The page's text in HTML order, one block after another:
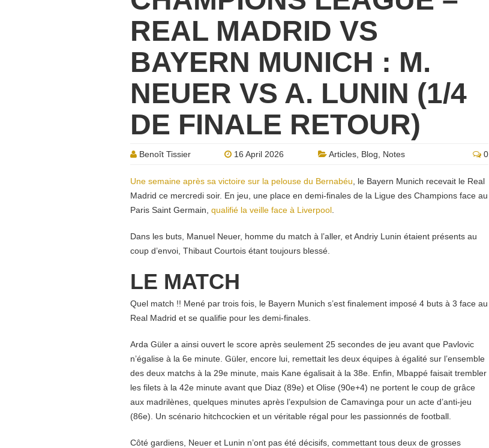
REAL MADRID VS
BAYERN MUNICH : M.
NEUER VS A. LUNIN (1/4
DE FINALE RETOUR)
Benoît Tissier 16 April 2026 Articles Blog Notes 0
Une semaine après sa victoire sur la pelouse du Bernabéu , le Bayern Munich recevait le Real
Madrid ce mercredi soir. En jeu, une place en demi-finales de la Ligue des Champions face au
Paris Saint Germain, qualifié la veille face à Liverpool
Dans les buts, Manuel Neuer, homme du match à l’aller, et Andriy Lunin étaient présents au
coup d’envoi, Thibaut Courtois étant toujours blessé.
LE MATCH
Quel match !! Mené par trois fois, le Bayern Munich s’est finalement imposé 4 buts à 3 face au
Real Madrid et se qualifie pour les demi-finales.
Arda Güler a ainsi ouvert le score après seulement 25 secondes de jeu avant que Pavlovic
n’égalise à la 6e minute. Güler, encore lui, remettait les deux équipes à égalité sur l’ensemble
des deux matchs à la 29e minute, mais Kane égalisait à la 38e. Enfin, Mbappé faisait trembler
les filets à la 42e minute avant que Diaz (89e) et Olise (90e+4) ne portent le coup de grâce
aux madrilènes, quelques minutes après l’expulsion de Camavinga pour un acte d’anti-jeu
(86e). Un scénario hitchcockien et un véritable régal pour les passionnés de football.
Côté gardiens, Neuer et Lunin n’ont pas été décisifs, commettant tous deux de grosses